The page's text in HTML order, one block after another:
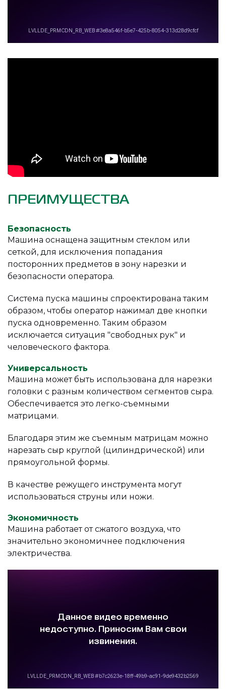
ПРЕИМУЩЕСТВА
Безопасность
Машина оснащена защитным стеклом или
сеткой, для исключения попадания
посторонних предметов в зону нарезки и
безопасности оператора.
Система пуска машины спроектирована таким
образом, чтобы оператор нажимал две кнопки
пуска одновременно. Таким образом
исключается ситуация "свободных рук" и
человеческого фактора.
Универсальность
Машина может быть использована для нарезки
головки с разным количеством сегментов сыра.
Обеспечивается это легко-съемными
матрицами.
Благодаря этим же съемным матрицам можно
нарезать сыр круглой (цилиндрической) или
прямоугольной формы.
В качестве режущего инструмента могут
использоваться струны или ножи.
Экономичность
Машина работает от сжатого воздуха, что
значительно экономичнее подключения
электричества.